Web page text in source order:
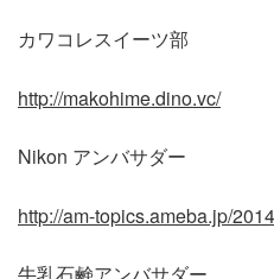
Contact
カワコレスイーツ部
http://makohime.dino.vc/
Nikon アンバサダー
http://am-topics.ameba.jp/